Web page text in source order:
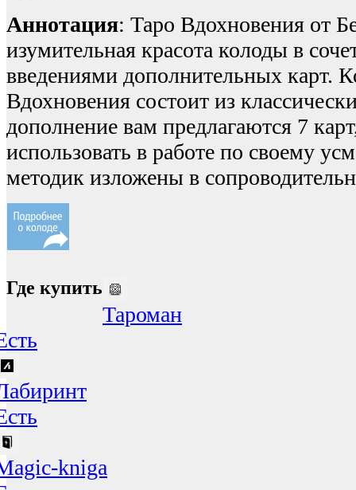
Аннотация: Таро Вдохновения от
изумительная красота колоды в
введениями дополнительных карт.
Вдохновения состоит из
дополнение вам предлагаются 7
использовать в работе по своему
методик изложены в
Где купить
Тароман
kniga